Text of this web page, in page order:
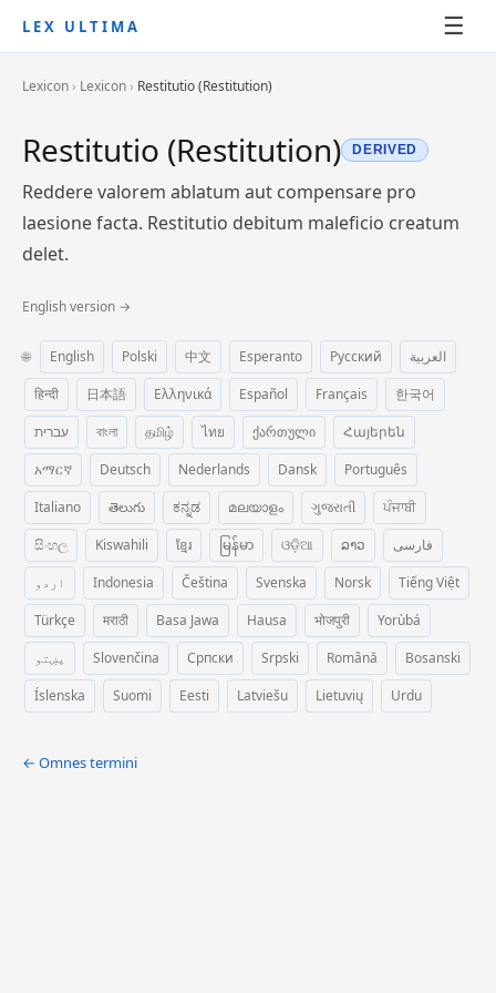
LEX ULTIMA ☰
Lexicon › Lexicon › Restitutio (Restitution)
Restitutio (Restitution) DERIVED
Reddere valorem ablatum aut compensare pro
laesione facta. Restitutio debitum maleficio creatum
delet.
English version →
🌐 English Polski 中文 Esperanto Русский
العربية
हिन्दी
日本語 Ελληνικά Español Français
한국어
עברית
বাংলা தமிழ் ไทย ქართული
Հայերեն
አማርኛ
Deutsch Nederlands Dansk
Português
Italiano
తెలుగు ಕನ್ನಡ മലയാളം ગુજરાતી
ਪੰਜਾਬੀ
සිංහල
Kiswahili ខ្មែរ မြန်မာ ଓଡ଼ିଆ ລາວ
فارسی
اردو
Indonesia Čeština Svenska Norsk
Tiếng Việt
Türkçe
मराठी Basa Jawa Hausa भोजपुरी
Yorùbá
پښتو
Slovenčina Српски Srpski Română
Bosanski
Íslenska
Suomi Eesti Latviešu Lietuvių Urdu
← Omnes termini